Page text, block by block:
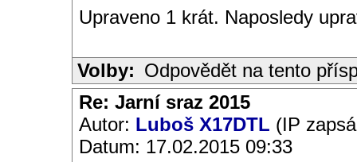
Upraveno 1 krát. Naposledy
Volby: Odpovědět na tento
Re: Jarní sraz 2015
Autor: Luboš X17DTL (IP
Datum: 17.02.2015 09:33